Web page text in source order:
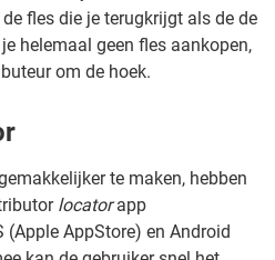
fles die je terugkrijgt als de de
helemaal geen fles aankopen,
om de hoek.
te maken, hebben
locatorapp
AppStore) en Android